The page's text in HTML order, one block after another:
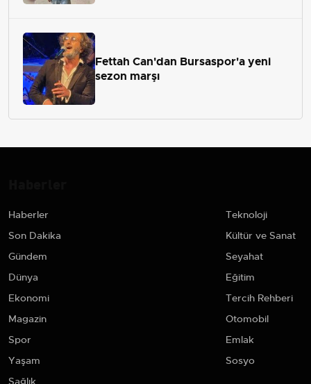
Fettah Can'dan Bursaspor'a yeni
sezon marşı
Haberler
Son Dakika
Gündem
Dünya
Ekonomi
Magazin
Spor
Yaşam
Sağlık
Teknoloji
Kültür ve Sanat
Seyahat
Eğitim
Tercih Rehberi
Otomobil
Emlak
Sosyo